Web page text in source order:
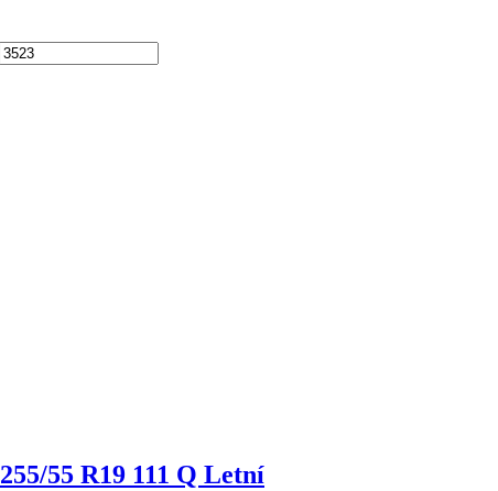
255/55 R19 111 Q Letní